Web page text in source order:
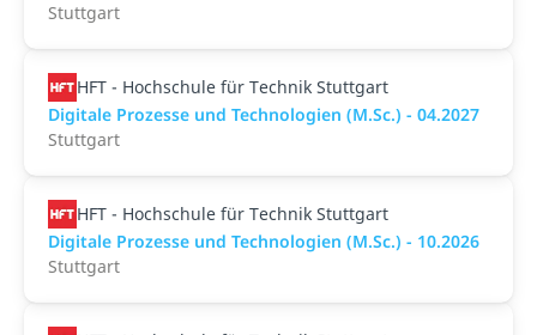
Stuttgart
HFT - Hochschule für Technik Stuttgart
Digitale Prozesse und Technologien (M.Sc.) - 04.2027
Stuttgart
HFT - Hochschule für Technik Stuttgart
Digitale Prozesse und Technologien (M.Sc.) - 10.2026
Stuttgart